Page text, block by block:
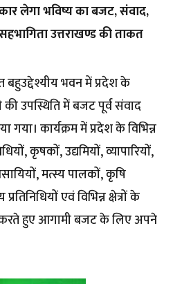
लेगा भविष्य का बजट, संवाद,
उत्तराखण्ड की ताकत
बहुउद्देश्यीय भवन में प्रदेश के
की उपस्थिति में बजट पूर्व संवाद
गया। कार्यक्रम में प्रदेश के विभिन्न
कृषकों, उद्यमियों, व्यापारियों,
मत्स्य पालकों, कृषि
एवं विभिन्न क्षेत्रों के
करते हुए आगामी बजट के लिए अपने